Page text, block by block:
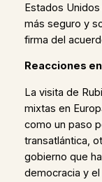
Estados
más seguro y
firma del
Reacciones
La visita de
mixtas en
como un paso
transatlántica,
gobierno que
democracia y